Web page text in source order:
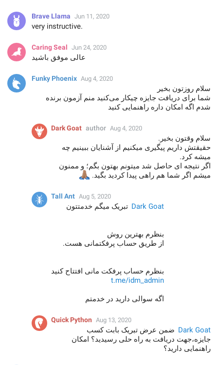
Brave Llama Jun 11, 2020
very instructive.
Caring Seal Jun 24, 2020
عالی موفق باشید
Funky Phoenix Aug 4, 2020
سلام روزتون بخیر
شما برای دریافت جایزه چیکار می‌کنید منم آزمون برنده
شدم اگه امکان داره راهنمایی کنید
Dark Goat author Aug 4, 2020
سلام وقتون بخیر.
حقیقتش داریم پیگیری میکنیم از آشنایان ببینیم چه
میشه کرد.
اگر نتیجه ای حاصل شد میتونم بهتون بگم؛ و ممنون
میشم اگر شما هم راهی پیدا کردید بگید.
🙏🏽
Tall Ant Aug 5, 2020
Dark Goat تبریک میگم خدمتتون
بنظرم بهترین روش
از طریق حساب پرفکتمانی هست.
بنظرم حساب پرفکت مانی افتتاح کنید
t.me/idm_admin
اگه سوالی دارید در خدمتم
Quick Python Aug 13, 2020
Dark Goat ضمن عرض تبریک بابت کسب
جایزه،جهت دریافت به راه حلی رسیدید؟ امکان
راهنمایی دارید؟